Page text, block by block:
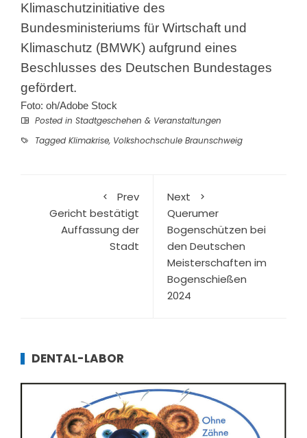
Klimaschutzinitiative des
Bundesministeriums für Wirtschaft und
Klimaschutz (BMWK) aufgrund eines
Beschlusses des Deutschen Bundestages
gefördert.
Foto: oh/Adobe Stock
Posted in Stadtgeschehen & Veranstaltungen
Tagged Klimakrise, Volkshochschule Braunschweig
Prev
Gericht bestätigt
Auffassung der
Stadt
Next
Querumer
Bogenschützen bei
den Deutschen
Meisterschaften im
Bogenschießen
2024
DENTAL-LABOR